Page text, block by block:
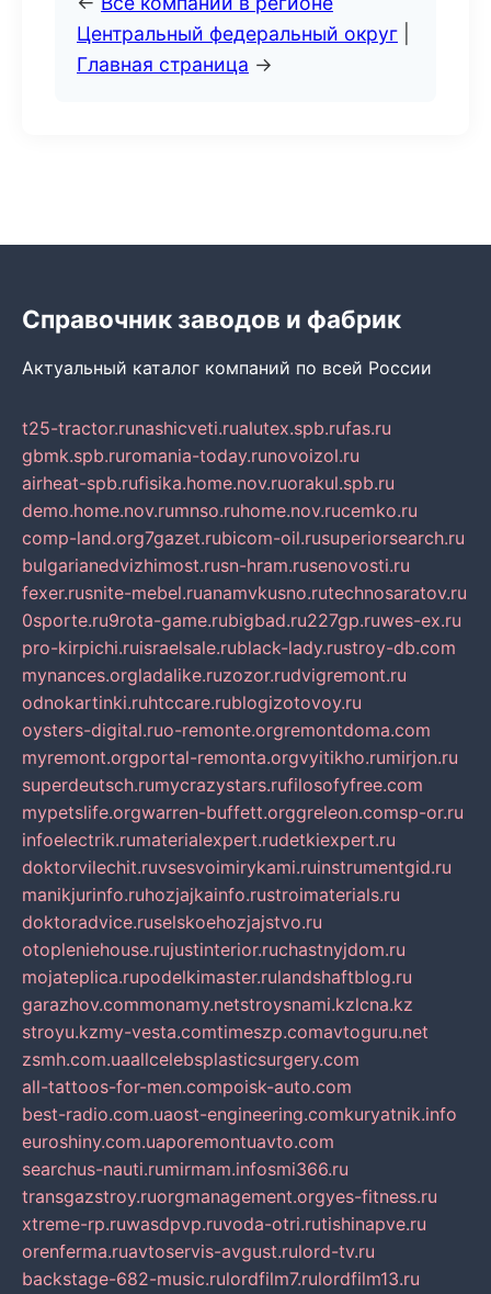
Центральный федеральный округ
Главная страница →
Справочник заводов и фабрик
Актуальный каталог компаний по всей России
t25-tractor.runashicveti.rualutex.spb.rufas.ru
gbmk.spb.ruromania-today.runovoizol.ru
airheat-spb.rufisika.home.nov.ruorakul.spb.ru
demo.home.nov.rumnso.ruhome.nov.rucemko.ru
comp-land.org7gazet.rubicom-oil.rusuperiorsearch.ru
bulgarianedvizhimost.rusn-hram.rusenovosti.ru
fexer.rusnite-mebel.ruanamvkusno.rutechnosaratov.ru
0sporte.ru9rota-game.rubigbad.ru227gp.ruwes-ex.ru
pro-kirpichi.ruisraelsale.rublack-lady.rustroy-db.com
mynances.orgladalike.ruzozor.rudvigremont.ru
odnokartinki.ruhtccare.rublogizotovoy.ru
oysters-digital.ruo-remonte.orgremontdoma.com
myremont.orgportal-remonta.orgvyitikho.rumirjon.ru
superdeutsch.rumycrazystars.rufilosofyfree.com
mypetslife.orgwarren-buffett.orggreleon.comsp-or.ru
infoelectrik.rumaterialexpert.rudetkiexpert.ru
doktorvilechit.ruvsesvoimirykami.ruinstrumentgid.ru
manikjurinfo.ruhozjajkainfo.rustroimaterials.ru
doktoradvice.ruselskoehozjajstvo.ru
otopleniehouse.rujustinterior.ruchastnyjdom.ru
mojateplica.rupodelkimaster.rulandshaftblog.ru
garazhov.commonamy.netstroysnami.kzlcna.kz
stroyu.kzmy-vesta.comtimeszp.comavtoguru.net
zsmh.com.uaallcelebsplasticsurgery.com
all-tattoos-for-men.compoisk-auto.com
best-radio.com.uaost-engineering.comkuryatnik.info
euroshiny.com.uaporemontuavto.com
searchus-nauti.rumirmam.infosmi366.ru
transgazstroy.ruorgmanagement.orgyes-fitness.ru
xtreme-rp.ruwasdpvp.ruvoda-otri.rutishinapve.ru
orenferma.ruavtoservis-avgust.rulord-tv.ru
backstage-682-music.rulordfilm7.rulordfilm13.ru